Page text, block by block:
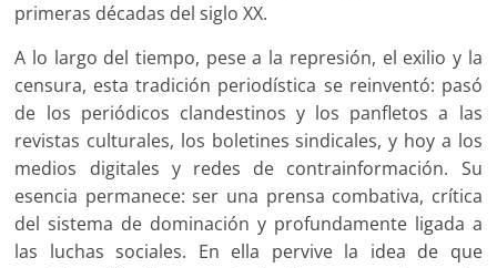
primeras décadas del siglo XX.
A lo largo del tiempo, pese a la represión, el exilio y la
censura, esta tradición periodística se reinventó: pasó
de los periódicos clandestinos y los panfletos a las
revistas culturales, los boletines sindicales, y hoy a los
medios digitales y redes de contrainformación. Su
esencia permanece: ser una prensa combativa, crítica
del sistema de dominación y profundamente ligada a
las luchas sociales. En ella pervive la idea de que